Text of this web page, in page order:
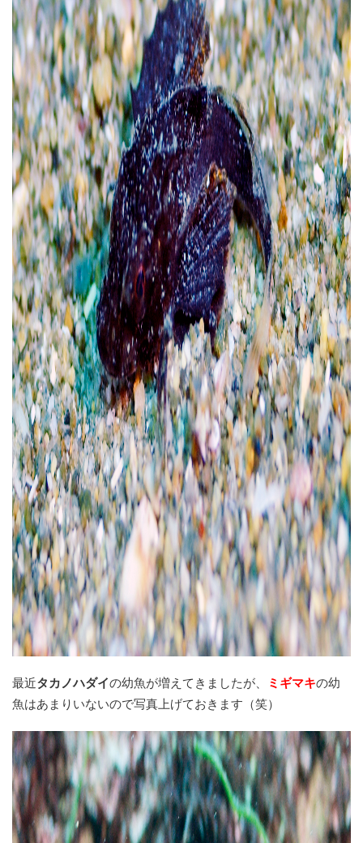
最近タカノハダイの幼魚が増えてきましたが、 ミギマキの幼
魚はあまりいないので写真上げておきます（笑）